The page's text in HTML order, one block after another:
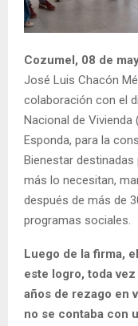
Cozumel, 08 de
José Luis Chacón
colaboración con el
Nacional de Vivienda
Esponda, para la
Bienestar
más lo necesitan,
después de más de
programas sociales.
Luego de la firma,
este logro, toda
años de rezago en
no se contaba con